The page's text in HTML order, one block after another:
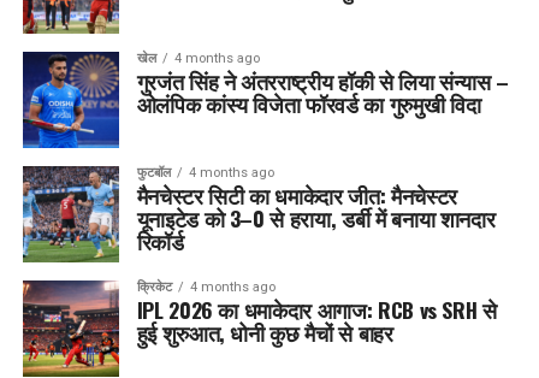
खेल 4 months ago
गुरजंत सिंह ने अंतरराष्ट्रीय हॉकी से लिया संन्यास –
ओलंपिक कांस्य विजेता फॉरवर्ड का गुरुमुखी विदा
फुटबॉल 4 months ago
मैनचेस्टर सिटी का धमाकेदार जीत: मैनचेस्टर
यूनाइटेड को 3–0 से हराया, डर्बी में बनाया शानदार
रिकॉर्ड
क्रिकेट 4 months ago
IPL 2026 का धमाकेदार आगाज: RCB vs SRH से
हुई शुरुआत, धोनी कुछ मैचों से बाहर